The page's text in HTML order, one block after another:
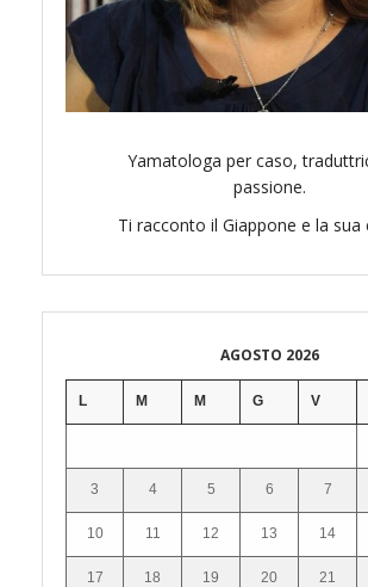
Yamatologa per caso,
passione.
Ti racconto il Giappone e la sua
AGOSTO 2026
L M M G V
3 4 5 6 7
10 11 12 13 14
17 18 19 20 21